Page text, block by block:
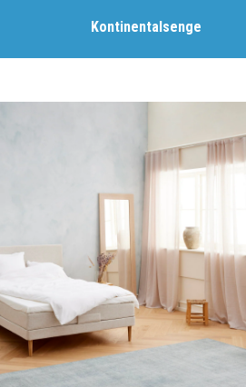
Kontinentalsenge